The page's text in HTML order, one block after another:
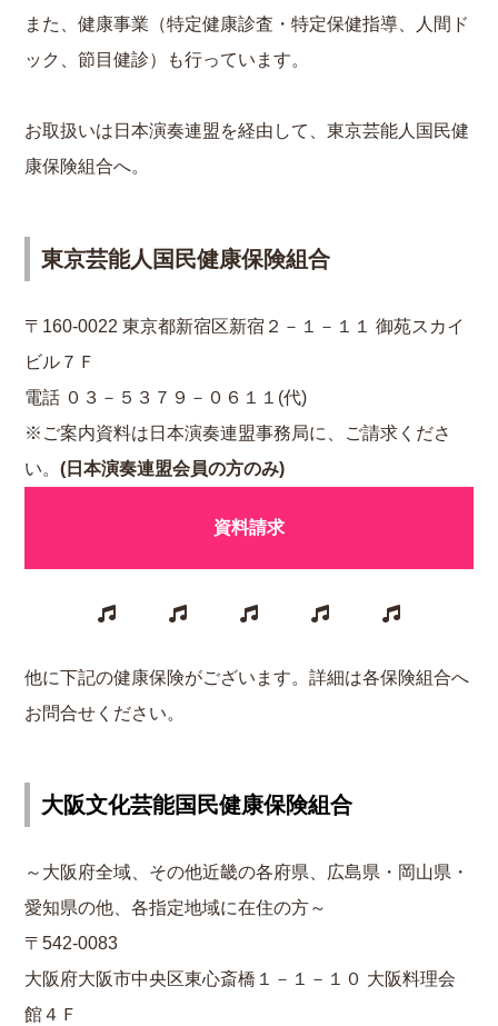
また、健康事業（特定健康診査・特定保健指導、人間ド
ック、節目健診）も行っています。
お取扱いは日本演奏連盟を経由して、東京芸能人国民健
康保険組合へ。
東京芸能人国民健康保険組合
〒160-0022 東京都新宿区新宿２－１－１１ 御苑スカイ
ビル７Ｆ
電話 ０３－５３７９－０６１１(代)
※ご案内資料は日本演奏連盟事務局に、ご請求くださ
い。(日本演奏連盟会員の方のみ)
資料請求
他に下記の健康保険がございます。詳細は各保険組合へ
お問合せください。
大阪文化芸能国民健康保険組合
～大阪府全域、その他近畿の各府県、広島県・岡山県・
愛知県の他、各指定地域に在住の方～
〒542-0083
大阪府大阪市中央区東心斎橋１－１－１０ 大阪料理会
館４Ｆ